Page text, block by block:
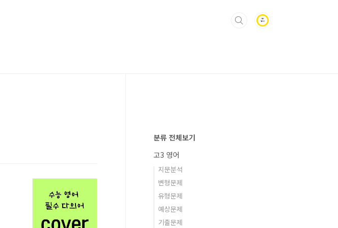
분류 전체보기
고3 영어
지문분석
변형문제
유형문제
예상문제
기출문제